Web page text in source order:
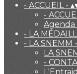
- ACCUEIL - ▴
-
Agenda
- LA
- LA SNEMM -
LA
-